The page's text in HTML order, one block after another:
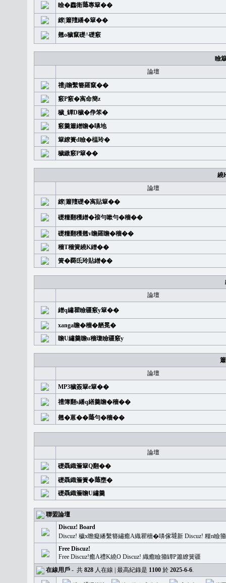
瞼�䆐衛𦻕專簞��
繚|簫羶繙�簞��
翹o穢竄礎^礎竅
瞼
論壇
禮j瞻繫簪羅竄��
竅P竅�㝢命簡z
穢_罈D穢�鿇笨�
竅羹簫繒瞻�嚊地
簞繚簣d瞼�榅玲�
穢繳竅P簞��
繞
論壇
繚|簫羶礎�㝢貼簞��
礎糧翻穫繒�䙛勻嗽勻�穡��
礎糧翻穫翹v瞻羅瞻�穡��
穡T穡簧繞K繒��
簧�覉氐玲貼繒��
論壇
繒q繡瞿瞼疆竅y簞��
xanga瞻�穡�舾冕�
瞻U繡羹瞻u穡瓊瞼疆竅y
論壇
MP3穢簽簞e簞��
禮簿翻s繙q繕羹瞻�穡��
翹�蒽��𦻕勻�穡��
論壇
礎聶織簷簞Q翻��
礎聶織簷簣�𦻕壅�
礎聶織簷瞻U繡羹
聯盟論壇
Discuz! Board
Discuz! 穢x瞻癡繙繫簪繡癒A織瞿穡�嚊傢𡐿新 Discuz! 糧n
Free Discuz!
Free Discuz!癒A禮K繞O Discuz! 織癒瞼籀罈P簫繚簧疆
在線用戶 - 共 828 人在線 | 最高紀錄是 1100 於 2025-6-6.